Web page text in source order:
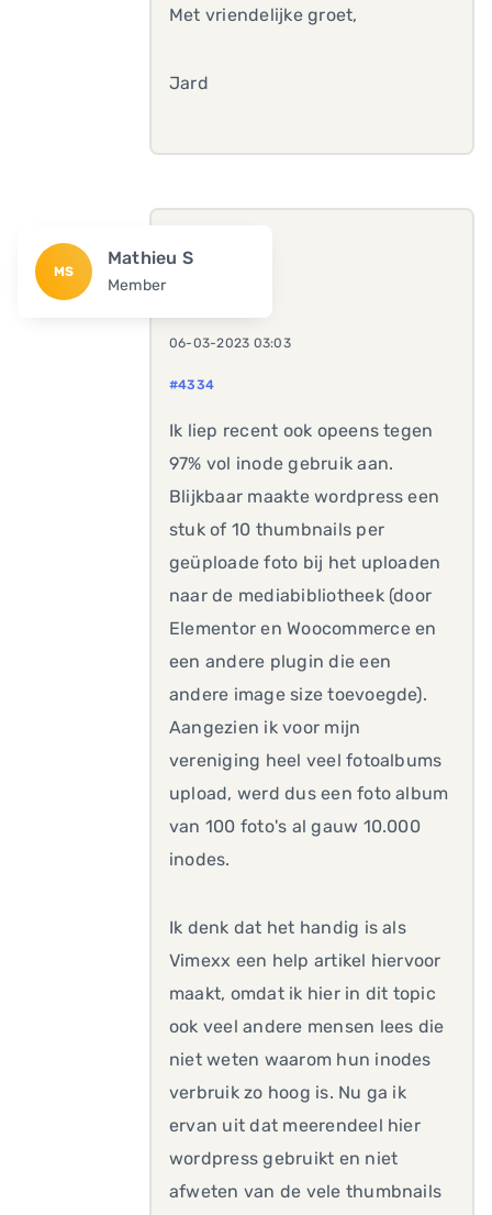
Met vriendelijke groet,
Jard
MS
Mathieu S
Member
06-03-2023 03:03
#4334
Ik liep recent ook opeens tegen
97% vol inode gebruik aan.
Blijkbaar maakte wordpress een
stuk of 10 thumbnails per
geüploade foto bij het uploaden
naar de mediabibliotheek (door
Elementor en Woocommerce en
een andere plugin die een
andere image size toevoegde).
Aangezien ik voor mijn
vereniging heel veel fotoalbums
upload, werd dus een foto album
van 100 foto's al gauw 10.000
inodes.
Ik denk dat het handig is als
Vimexx een help artikel hiervoor
maakt, omdat ik hier in dit topic
ook veel andere mensen lees die
niet weten waarom hun inodes
verbruik zo hoog is. Nu ga ik
ervan uit dat meerendeel hier
wordpress gebruikt en niet
afweten van de vele thumbnails